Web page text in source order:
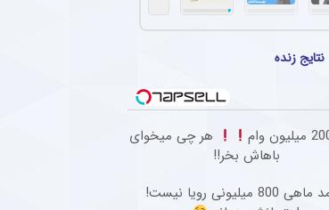
از هیاهوی فوتبال ایران، روزهای آرامی را در دبی سپری می‌کند و
قطعی شد + جزئیات
گذشته تیم فوتبال استقلال به دلیل بسته ماندن پنجره نقل‌وانتقالاتی به
در پیش‌فصل لیگ برتر
پیش فصل شکستی نداشته و توانسته گل های زیادی را به ثمر برساند.
تمدید یک فصل دیگر در این تیم ماند + عکس
نتایج زنده
وام
هر چی میخوای
باهاش بخر!!
درآمد ماهی 800 میلیونی رویا نیست!